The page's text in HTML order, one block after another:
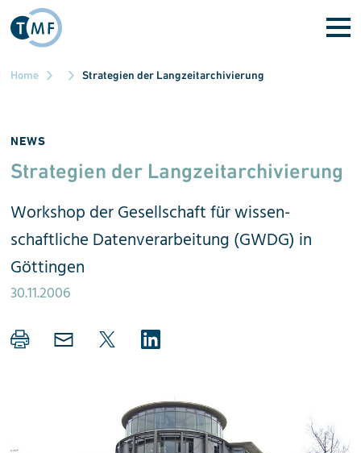
Skip to main content
Home Strategien der Langzeitarchivierung
NEWS
Strategien der Lang­zeit­archivierung
Workshop der Gesell­schaft für wissen­
schaftliche Daten­verarbeitung (GWDG) in
Göttingen
30.11.2006